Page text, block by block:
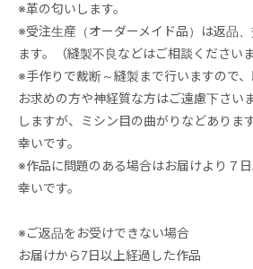
※革の匂いします。
※受注生産（オーダーメイド品）は返品
ます。（縫製不良などはご相談くださいま
※手作りで裁断～縫製まで行いますので
お求めの方や神経質な方はご遠慮下さい
しますが、ミシン目の曲がりなどありま
幸いです。
※作品に問題のある場合はお届けより７
幸いです。
※ご返品をお受けできない場合
お届けから7日以上経過した作品